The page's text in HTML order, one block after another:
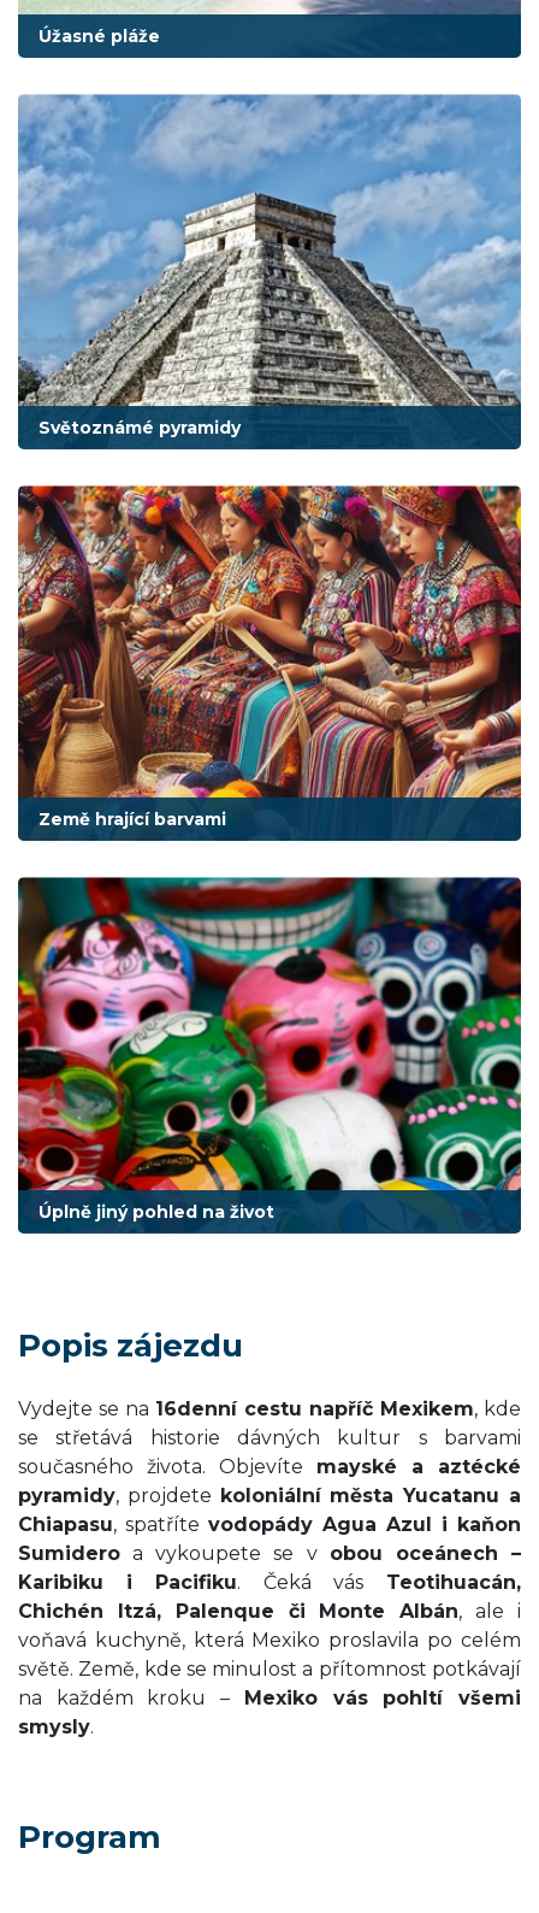
Úžasné pláže
Světoznámé pyramidy
Země hrající barvami
Úplně jiný pohled na život
Popis zájezdu
Vydejte se na 16denní cestu napříč Mexikem, kde
se střetává historie dávných kultur s barvami
současného života. Objevíte mayské a aztécké
pyramidy, projdete koloniální města Yucatanu a
Chiapasu, spatříte vodopády Agua Azul i kaňon
Sumidero a vykoupete se v obou oceánech –
Karibiku i Pacifiku. Čeká vásTeotihuacán,
Chichén Itzá, Palenque či Monte Albán, ale i
voňavá kuchyně, která Mexiko proslavila po celém
světě. Země, kde se minulost a přítomnost potkávají
na každém kroku – Mexiko vás pohltí všemi
smysly.
Program